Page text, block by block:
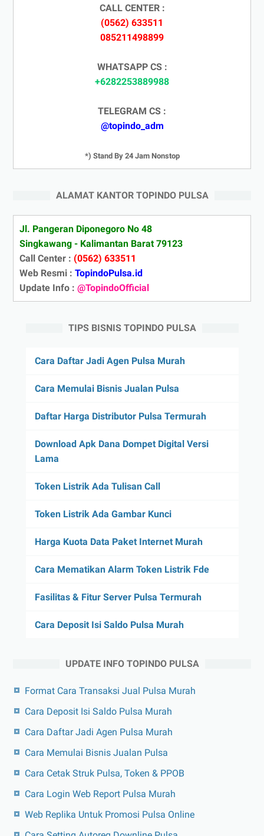
CALL CENTER :
(0562) 633511
085211498899
WHATSAPP CS :
+6282253889988
TELEGRAM CS :
@topindo_adm
*) Stand By 24 Jam Nonstop
ALAMAT KANTOR TOPINDO PULSA
Jl. Pangeran Diponegoro No 48
Singkawang - Kalimantan Barat 79123
Call Center : (0562) 633511
Web Resmi : TopindoPulsa.id
Update Info : @TopindoOfficial
TIPS BISNIS TOPINDO PULSA
Cara Daftar Jadi Agen Pulsa Murah
Cara Memulai Bisnis Jualan Pulsa
Daftar Harga Distributor Pulsa Termurah
Download Apk Dana Dompet Digital Versi
Lama
Token Listrik Ada Tulisan Call
Token Listrik Ada Gambar Kunci
Harga Kuota Data Paket Internet Murah
Cara Mematikan Alarm Token Listrik Fde
Fasilitas & Fitur Server Pulsa Termurah
Cara Deposit Isi Saldo Pulsa Murah
UPDATE INFO TOPINDO PULSA
Format Cara Transaksi Jual Pulsa Murah
Cara Deposit Isi Saldo Pulsa Murah
Cara Daftar Jadi Agen Pulsa Murah
Cara Memulai Bisnis Jualan Pulsa
Cara Cetak Struk Pulsa, Token & PPOB
Cara Login Web Report Pulsa Murah
Web Replika Untuk Promosi Pulsa Online